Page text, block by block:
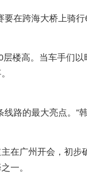
在跨海大桥上骑行
楼高。当车手们
路的最大亮点。”韩
在广州开会，初
一。